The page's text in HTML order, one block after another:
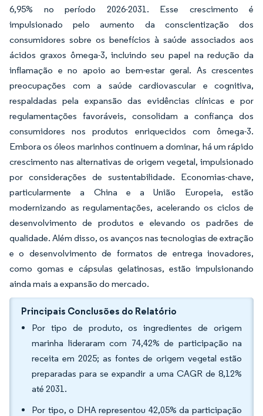
6,95% no período 2026-2031. Esse crescimento é
impulsionado pelo aumento da conscientização dos
consumidores sobre os benefícios à saúde associados aos
ácidos graxos ômega-3, incluindo seu papel na redução da
inflamação e no apoio ao bem-estar geral. As crescentes
preocupações com a saúde cardiovascular e cognitiva,
respaldadas pela expansão das evidências clínicas e por
regulamentações favoráveis, consolidam a confiança dos
consumidores nos produtos enriquecidos com ômega-3.
Embora os óleos marinhos continuem a dominar, há um rápido
crescimento nas alternativas de origem vegetal, impulsionado
por considerações de sustentabilidade. Economias-chave,
particularmente a China e a União Europeia, estão
modernizando as regulamentações, acelerando os ciclos de
desenvolvimento de produtos e elevando os padrões de
qualidade. Além disso, os avanços nas tecnologias de extração
e o desenvolvimento de formatos de entrega inovadores,
como gomas e cápsulas gelatinosas, estão impulsionando
ainda mais a expansão do mercado.
Principais Conclusões do Relatório
Por tipo de produto, os ingredientes de origem
marinha lideraram com 74,42% de participação na
receita em 2025; as fontes de origem vegetal estão
preparadas para se expandir a uma CAGR de 8,12%
até 2031.
Por tipo, o DHA representou 42,05% da participação